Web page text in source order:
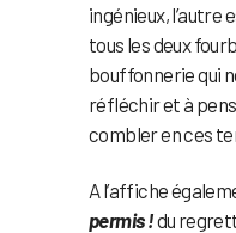
ingénieux, l’autre
tous les deux
bouffonnerie qui
réfléchir et à
combler en ces
A l’affiche
permis !du